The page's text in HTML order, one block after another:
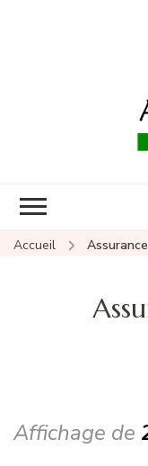
Accueil
Affichage de